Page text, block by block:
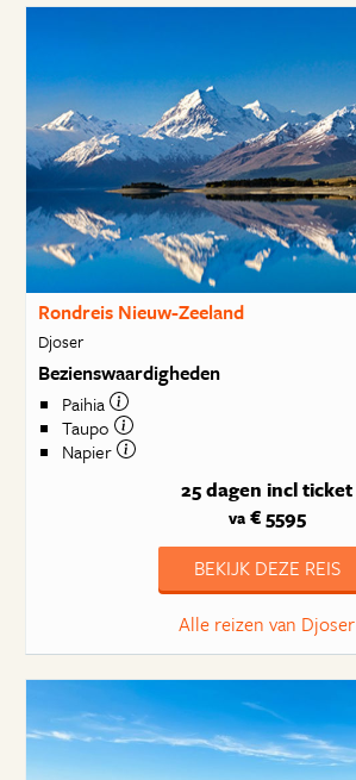
Rondreis Nieuw-Zeeland
Djoser
Bezienswaardigheden
Paihia
Taupo
Napier
25 dagen incl ticket
va€ 5595
BEKIJK DEZE REIS
Alle reizen van Djoser